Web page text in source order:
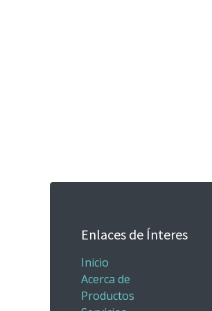
Enlaces de Ínteres
Inicio
Acerca de
Productos